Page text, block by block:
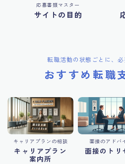
応募書類マスター
サイトの目的
転職活動の状態ごとに、
おすすめ転職
キャリアプランの相談
キャリアプラン
案内所
面接のアドバ
面接のトリ